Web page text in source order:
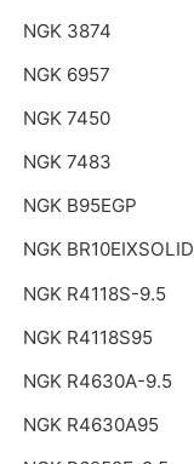
NGK 3874
NGK 6957
NGK 7450
NGK 7483
NGK B95EGP
NGK BR10EIXSOLID
NGK R4118S-9.5
NGK R4118S95
NGK R4630A-9.5
NGK R4630A95